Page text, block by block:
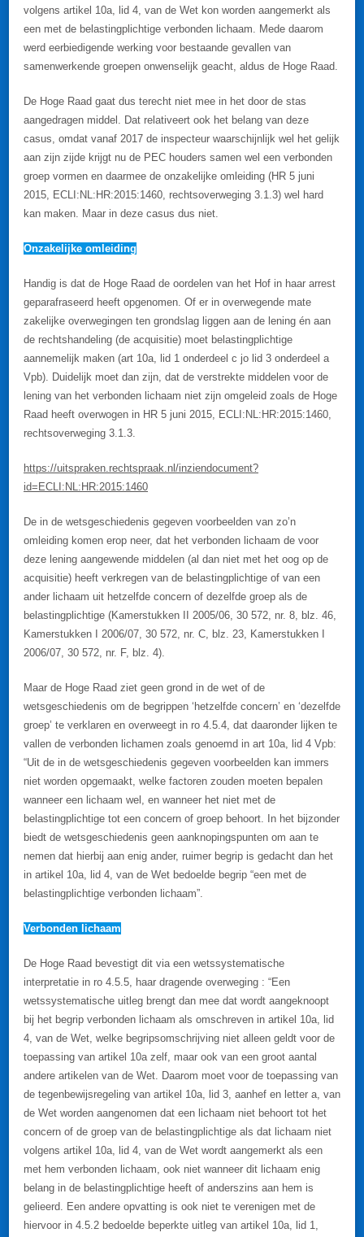
volgens artikel 10a, lid 4, van de Wet kon worden aangemerkt als
een met de belastingplichtige verbonden lichaam. Mede daarom
werd eerbiedigende werking voor bestaande gevallen van
samenwerkende groepen onwenselijk geacht, aldus de Hoge Raad.
De Hoge Raad gaat dus terecht niet mee in het door de stas
aangedragen middel. Dat relativeert ook het belang van deze
casus, omdat vanaf 2017 de inspecteur waarschijnlijk wel het gelijk
aan zijn zijde krijgt nu de PEC houders samen wel een verbonden
groep vormen en daarmee de onzakelijke omleiding (HR 5 juni
2015, ECLI:NL:HR:2015:1460, rechtsoverweging 3.1.3) wel hard
kan maken. Maar in deze casus dus niet.
Onzakelijke omleiding
Handig is dat de Hoge Raad de oordelen van het Hof in haar arrest
geparafraseerd heeft opgenomen. Of er in overwegende mate
zakelijke overwegingen ten grondslag liggen aan de lening én aan
de rechtshandeling (de acquisitie) moet belastingplichtige
aannemelijk maken (art 10a, lid 1 onderdeel c jo lid 3 onderdeel a
Vpb). Duidelijk moet dan zijn, dat de verstrekte middelen voor de
lening van het verbonden lichaam niet zijn omgeleid zoals de Hoge
Raad heeft overwogen in HR 5 juni 2015, ECLI:NL:HR:2015:1460,
rechtsoverweging 3.1.3.
https://uitspraken.rechtspraak.nl/inziendocument?
id=ECLI:NL:HR:2015:1460
De in de wetsgeschiedenis gegeven voorbeelden van zo’n
omleiding komen erop neer, dat het verbonden lichaam de voor
deze lening aangewende middelen (al dan niet met het oog op de
acquisitie) heeft verkregen van de belastingplichtige of van een
ander lichaam uit hetzelfde concern of dezelfde groep als de
belastingplichtige (Kamerstukken II 2005/06, 30 572, nr. 8, blz. 46,
Kamerstukken I 2006/07, 30 572, nr. C, blz. 23, Kamerstukken I
2006/07, 30 572, nr. F, blz. 4).
Maar de Hoge Raad ziet geen grond in de wet of de
wetsgeschiedenis om de begrippen ‘hetzelfde concern’ en ‘dezelfde
groep’ te verklaren en overweegt in ro 4.5.4, dat daaronder lijken te
vallen de verbonden lichamen zoals genoemd in art 10a, lid 4 Vpb:
“Uit de in de wetsgeschiedenis gegeven voorbeelden kan immers
niet worden opgemaakt, welke factoren zouden moeten bepalen
wanneer een lichaam wel, en wanneer het niet met de
belastingplichtige tot een concern of groep behoort. In het bijzonder
biedt de wetsgeschiedenis geen aanknopingspunten om aan te
nemen dat hierbij aan enig ander, ruimer begrip is gedacht dan het
in artikel 10a, lid 4, van de Wet bedoelde begrip “een met de
belastingplichtige verbonden lichaam”.
Verbonden lichaam
De Hoge Raad bevestigt dit via een wetssystematische
interpretatie in ro 4.5.5, haar dragende overweging : “Een
wetssystematische uitleg brengt dan mee dat wordt aangeknoopt
bij het begrip verbonden lichaam als omschreven in artikel 10a, lid
4, van de Wet, welke begripsomschrijving niet alleen geldt voor de
toepassing van artikel 10a zelf, maar ook van een groot aantal
andere artikelen van de Wet. Daarom moet voor de toepassing van
de tegenbewijsregeling van artikel 10a, lid 3, aanhef en letter a, van
de Wet worden aangenomen dat een lichaam niet behoort tot het
concern of de groep van de belastingplichtige als dat lichaam niet
volgens artikel 10a, lid 4, van de Wet wordt aangemerkt als een
met hem verbonden lichaam, ook niet wanneer dit lichaam enig
belang in de belastingplichtige heeft of anderszins aan hem is
gelieerd. Een andere opvatting is ook niet te verenigen met de
hiervoor in 4.5.2 bedoelde beperkte uitleg van artikel 10a, lid 1,